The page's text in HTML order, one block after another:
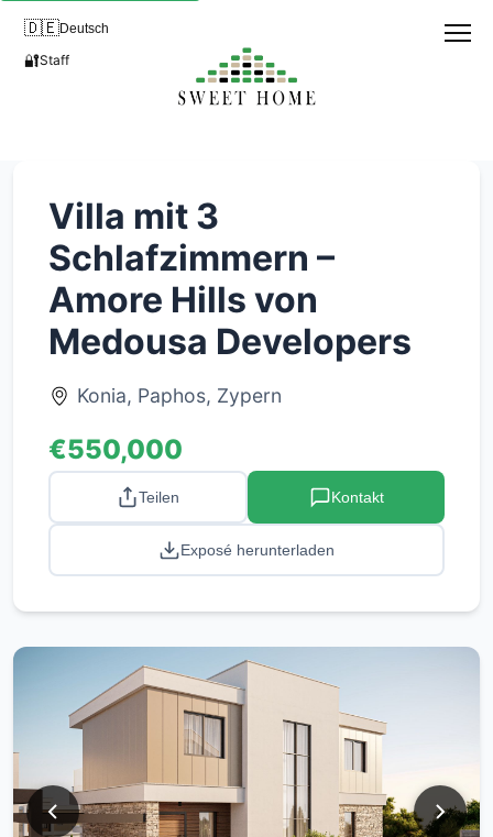
🇩🇪Deutsch
🔐Staff
Villa mit 3
Schlafzimmern –
Amore Hills von
Medousa Developers
Konia, Paphos, Zypern
€550,000
Teilen Kontakt
Exposé herunterladen